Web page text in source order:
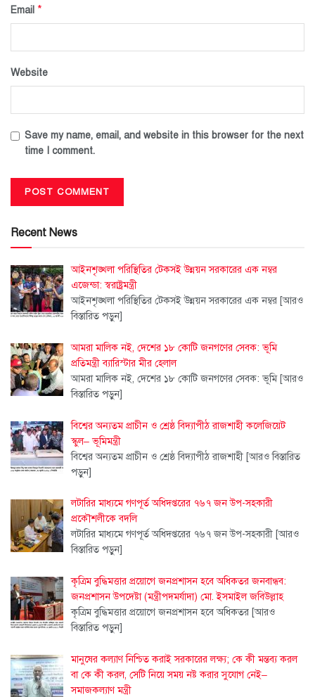
Email *
Website
Save my name, email, and website in this browser for the next
time I comment.
Recent News
আইনশৃঙ্খলা পরিস্থিতির টেকসই উন্নয়ন সরকারের এক নম্বর
এজেন্ডা: স্বরাষ্ট্রমন্ত্রী
আইনশৃঙ্খলা পরিস্থিতির টেকসই উন্নয়ন সরকারের এক নম্বর [আরও
বিস্তারিত পড়ুন]
আমরা মালিক নই, দেশের ১৮ কোটি জনগণের সেবক: ভূমি
প্রতিমন্ত্রী ব্যারিস্টার মীর হেলাল
আমরা মালিক নই, দেশের ১৮ কোটি জনগণের সেবক: ভূমি [আরও
বিস্তারিত পড়ুন]
বিশ্বের অন্যতম প্রাচীন ও শ্রেষ্ঠ বিদ্যাপীঠ রাজশাহী কলেজিয়েট
স্কুল– ভূমিমন্ত্রী
বিশ্বের অন্যতম প্রাচীন ও শ্রেষ্ঠ বিদ্যাপীঠ রাজশাহী [আরও বিস্তারিত
পড়ুন]
লটারির মাধ্যমে গণপূর্ত অধিদপ্তরের ৭৬৭ জন উপ-সহকারী
প্রকৌশলীকে বদলি
লটারির মাধ্যমে গণপূর্ত অধিদপ্তরের ৭৬৭ জন উপ-সহকারী [আরও
বিস্তারিত পড়ুন]
কৃত্রিম বুদ্ধিমত্তার প্রয়োগে জনপ্রশাসন হবে অধিকতর জনবান্ধব:
জনপ্রশাসন উপদেষ্টা (মন্ত্রীপদমর্যাদা) মো. ইসমাইল জবিউল্লাহ
কৃত্রিম বুদ্ধিমত্তার প্রয়োগে জনপ্রশাসন হবে অধিকতর [আরও
বিস্তারিত পড়ুন]
মানুষের কল্যাণ নিশ্চিত করাই সরকারের লক্ষ্য; কে কী মন্তব্য করল
বা কে কী করল, সেটি নিয়ে সময় নষ্ট করার সুযোগ নেই–
সমাজকল্যাণ মন্ত্রী